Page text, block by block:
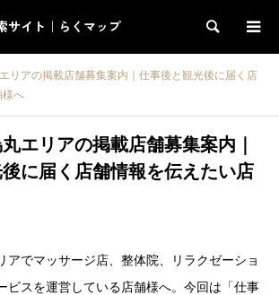
サイト｜らくマップ 検索
リアの掲載店舗募集案内｜仕事後と観光後に届く店
様へ
エリアの掲載店舗募集案内｜
に届く店舗情報を伝えたい店
アでマッサージ店、整体院、リラクゼーショ
ビスを運営している店舗様へ。今回は「仕事